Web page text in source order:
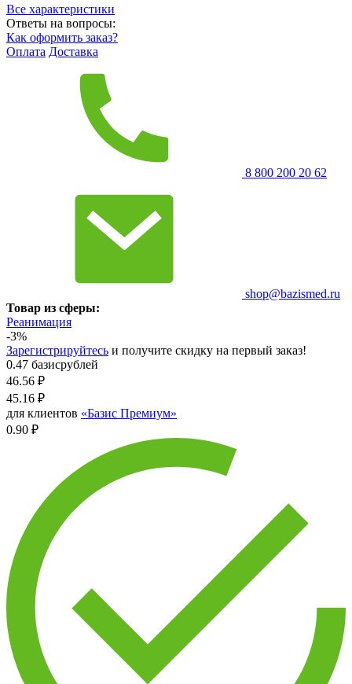
Все характеристики
Ответы на вопросы:
Как оформить заказ?
Оплата Доставка
8 800 200 20 62
shop@bazismed.ru
Товар из сферы:
Реанимация
-3%
Зарегистрируйтесь и получите скидку на первый заказ!
0.47 базисрублей
46.56 ₽
45.16 ₽
для клиентов «Базис Премиум»
0.90 ₽